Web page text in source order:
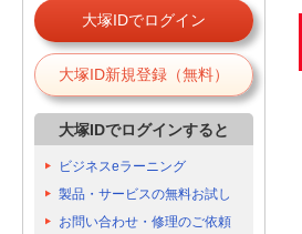
大塚IDでログイン
大塚ID新規登録（無料）
大塚IDでログインすると
ビジネスeラーニング
製品・サービスの無料お試し
お問い合わせ・修理のご依頼